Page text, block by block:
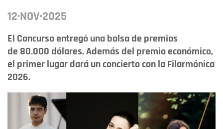
12·NOV·2025
El Concurso entregó una bolsa de premios
de 80.000 dólares. Además del premio económico,
el primer lugar dará un concierto con la Filarmónica
2026.